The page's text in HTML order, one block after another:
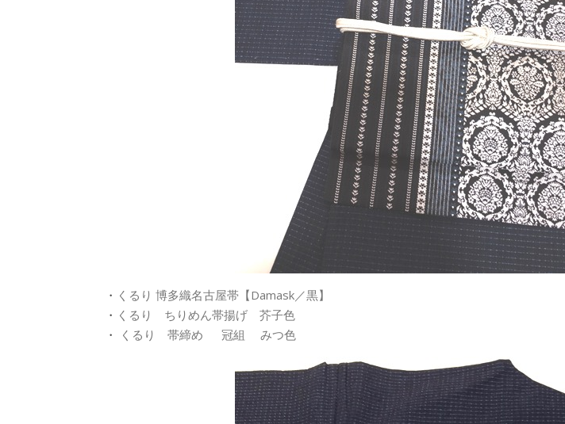
・ くるり 博多織名古屋帯【Damask／黒】
・ くるり ちりめん帯揚げ 芥子色
・
くるり 帯締め 冠組 みつ色